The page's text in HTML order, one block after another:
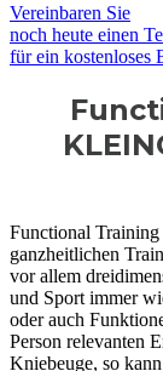
Vereinbaren Sie
noch heute einen
für ein kostenloses
Functional
ganzheitlichen
vor allem
und Sport immer
oder auch
Person relevanten
Kniebeuge, so